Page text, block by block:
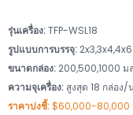
รุ่นเครื่อง:TFP-WSL18
รูปแบบการบรรจุ: 2x3,3x4,4x6
ขนาดกล่อง: 200,500,1000 ม
ความจุเครื่อง: สูงสุด 18 กล่อง/
ราคาบ่งชี้:$60,000-80,000